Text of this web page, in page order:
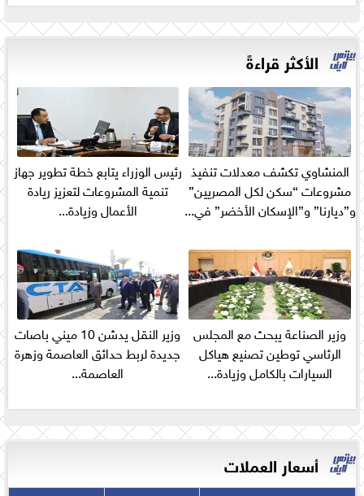
الأكثر قراءةً
المنشاوي تكشف معدلات تنفيذ
مشروعات “سكن لكل المصريين”
و”ديارنا” و”الإسكان الأخضر” في...
رئيس الوزراء يتابع خطة تطوير جهاز
تنمية المشروعات لتعزيز ريادة
الأعمال وزيادة...
وزير الصناعة يبحث مع المجلس
الرئاسي توطين تصنيع هياكل
السيارات بالكامل وزيادة...
وزير النقل يدشن 10 ميني باصات
جديدة لربط حدائق العاصمة وزهرة
العاصمة...
أسعار العملات